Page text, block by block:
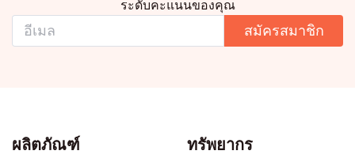
ระดับคะแนนของคุณ
สมัครสมาชิก
ผลิตภัณฑ์ ทรัพยากร